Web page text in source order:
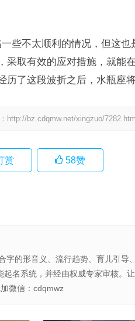
些不太顺利的情况，但这
采取有效的应对措施，就能
了这段波折之后，水瓶座
http://bz.cdqmw.net/xingzuo/
赏 58赞
字的形音义、流行趋势、育儿引导
起名系统，并经由权威专家审核。
微信：cdqmwz